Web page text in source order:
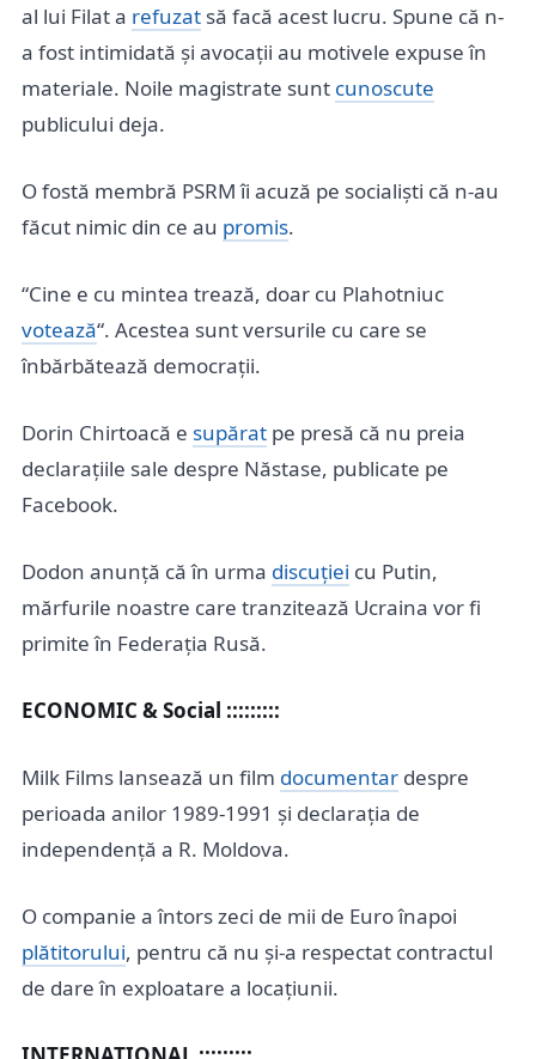
al lui Filat a refuzat să facă acest lucru. Spune că n-
a fost intimidată și avocații au motivele expuse în
materiale. Noile magistrate sunt cunoscute
publicului deja.
O fostă membră PSRM îi acuză pe socialiști că n-au
făcut nimic din ce au promis.
“Cine e cu mintea trează, doar cu Plahotniuc
votează“. Acestea sunt versurile cu care se
înbărbătează democrații.
Dorin Chirtoacă e supărat pe presă că nu preia
declarațiile sale despre Năstase, publicate pe
Facebook.
Dodon anunță că în urma discuției cu Putin,
mărfurile noastre care tranzitează Ucraina vor fi
primite în Federația Rusă.
ECONOMIC & Social :::::::::
Milk Films lansează un film documentar despre
perioada anilor 1989-1991 și declarația de
independență a R. Moldova.
O companie a întors zeci de mii de Euro înapoi
plătitorului, pentru că nu și-a respectat contractul
de dare în exploatare a locațiunii.